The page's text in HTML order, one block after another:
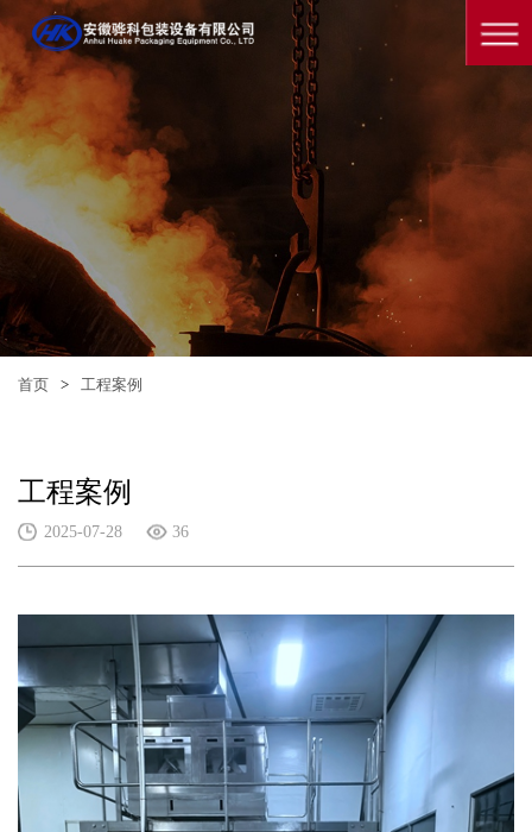
首页 > 工程案例
工程案例
2025-07-28 36